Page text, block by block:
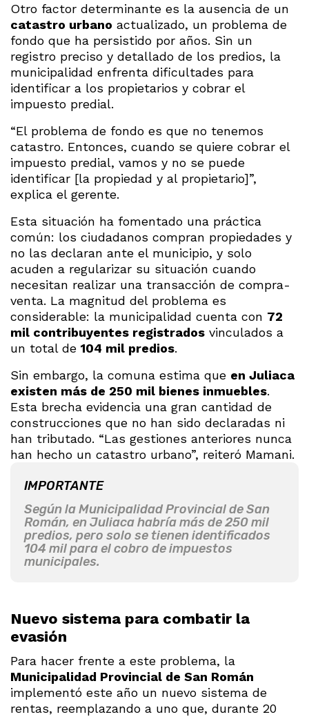
Otro factor determinante es la ausencia de un
catastro urbano actualizado, un problema de
fondo que ha persistido por años. Sin un
registro preciso y detallado de los predios, la
municipalidad enfrenta dificultades para
identificar a los propietarios y cobrar el
impuesto predial.
“El problema de fondo es que no tenemos
catastro. Entonces, cuando se quiere cobrar el
impuesto predial, vamos y no se puede
identificar [la propiedad y al propietario]”,
explica el gerente.
Esta situación ha fomentado una práctica
común: los ciudadanos compran propiedades y
no las declaran ante el municipio, y solo
acuden a regularizar su situación cuando
necesitan realizar una transacción de compra-
venta. La magnitud del problema es
considerable: la municipalidad cuenta con 72
mil contribuyentes registrados vinculados a
un total de 104 mil predios.
Sin embargo, la comuna estima que en Juliaca
existen más de 250 mil bienes inmuebles.
Esta brecha evidencia una gran cantidad de
construcciones que no han sido declaradas ni
han tributado. “Las gestiones anteriores nunca
han hecho un catastro urbano”, reiteró Mamani.
IMPORTANTE
Según la Municipalidad Provincial de San
Román, en Juliaca habría más de 250 mil
predios, pero solo se tienen identificados
104 mil para el cobro de impuestos
municipales.
Nuevo sistema para combatir la
evasión
Para hacer frente a este problema, la
Municipalidad Provincial de San Román
implementó este año un nuevo sistema de
rentas, reemplazando a uno que, durante 20